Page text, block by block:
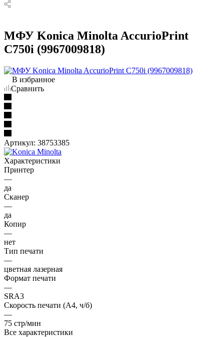
МФУ Konica Minolta AccurioPrint
C750i (9967009818)
В избранное
Сравнить
Артикул: 38753385
Характеристики
Принтер
—
да
Сканер
—
да
Копир
—
нет
Тип печати
—
цветная лазерная
Формат печати
—
SRA3
Скорость печати (А4, ч/б)
—
75 стр/мин
Все характеристики